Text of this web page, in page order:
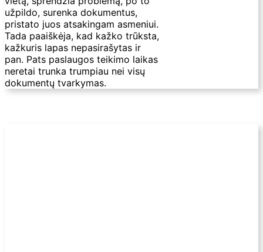
užpildo, surenka dokumentus,
pristato juos atsakingam asmeniui.
Tada paaiškėja, kad kažko trūksta,
kažkuris lapas nepasirašytas ir
pan. Pats paslaugos teikimo laikas
neretai trunka trumpiau nei visų
dokumentų tvarkymas.